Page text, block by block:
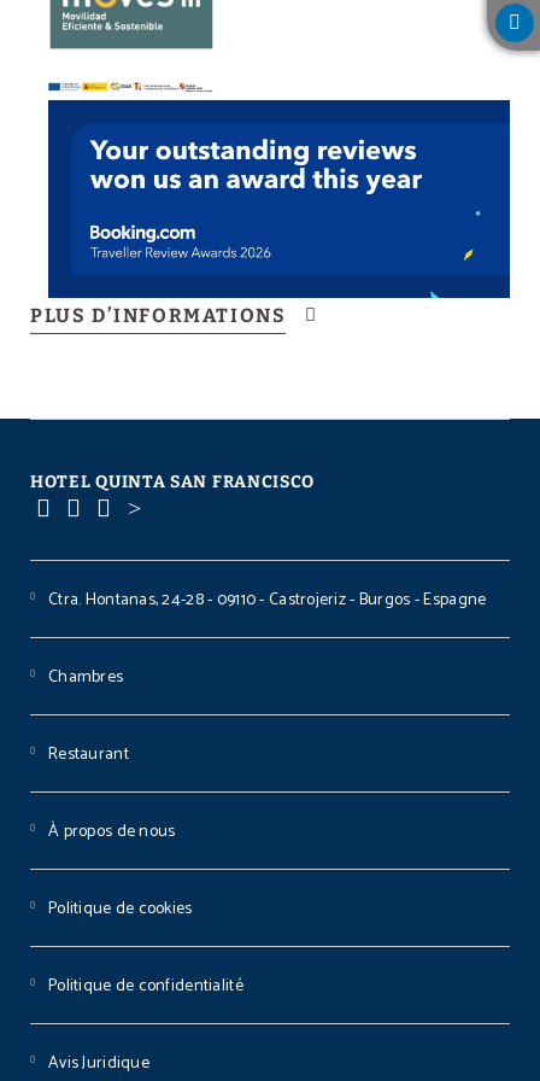
PLUS D’INFORMATIONS
HOTEL QUINTA SAN FRANCISCO
Ctra. Hontanas, 24-28 - 09110 - Castrojeriz - Burgos - Espagne
Chambres
Restaurant
À propos de nous
Politique de cookies
Politique de confidentialité
Avis Juridique